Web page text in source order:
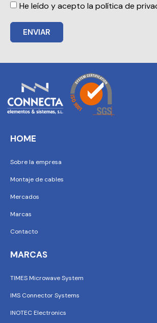
He leído y acepto la política de
ENVIAR
HOME
Sobre la empresa
Montaje de cables
Mercados
Marcas
Contacto
MARCAS
TIMES Microwave System
IMS Connector Systems
INOTEC Electronics